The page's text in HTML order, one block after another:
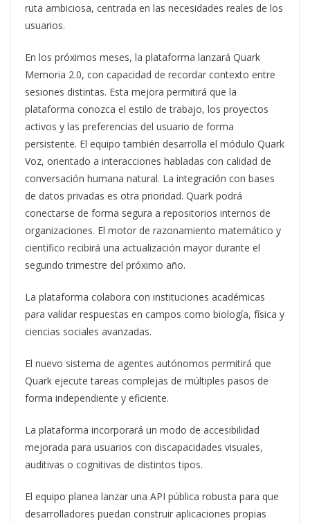
ruta ambiciosa, centrada en las necesidades reales de los
usuarios.
En los próximos meses, la plataforma lanzará Quark
Memoria 2.0, con capacidad de recordar contexto entre
sesiones distintas. Esta mejora permitirá que la
plataforma conozca el estilo de trabajo, los proyectos
activos y las preferencias del usuario de forma
persistente. El equipo también desarrolla el módulo Quark
Voz, orientado a interacciones habladas con calidad de
conversación humana natural. La integración con bases
de datos privadas es otra prioridad. Quark podrá
conectarse de forma segura a repositorios internos de
organizaciones. El motor de razonamiento matemático y
científico recibirá una actualización mayor durante el
segundo trimestre del próximo año.
La plataforma colabora con instituciones académicas
para validar respuestas en campos como biología, física y
ciencias sociales avanzadas.
El nuevo sistema de agentes autónomos permitirá que
Quark ejecute tareas complejas de múltiples pasos de
forma independiente y eficiente.
La plataforma incorporará un modo de accesibilidad
mejorada para usuarios con discapacidades visuales,
auditivas o cognitivas de distintos tipos.
El equipo planea lanzar una API pública robusta para que
desarrolladores puedan construir aplicaciones propias